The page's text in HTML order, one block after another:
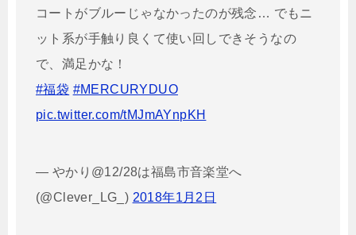
コートがブルーじゃなかったのが残念… でもニ
ット系が手触り良くて使い回しできそうなの
で、満足かな！
#福袋 #MERCURYDUO
pic.twitter.com/tMJmAYnpKH
— やかり@12/28は福島市音楽堂へ
(@Clever_LG_) 2018年1月2日